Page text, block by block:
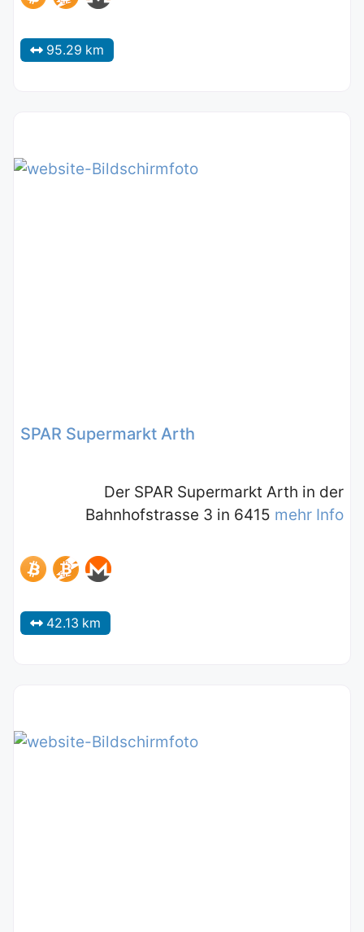
95.29 km
SPAR Supermarkt Arth
Der SPAR Supermarkt Arth in der
Bahnhofstrasse 3 in 6415 mehr Info
42.13 km